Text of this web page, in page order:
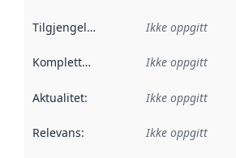
Tilgjengelighet Ikke oppgitt
Kompletthet Ikke oppgitt
Aktualitet: Ikke oppgitt
Relevans: Ikke oppgitt